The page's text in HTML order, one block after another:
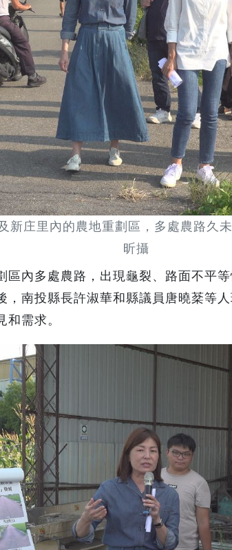
新庄里內的農地重劃區，多處農路久
昕攝
區內多處農路，出現龜裂、路面不平
，南投縣長許淑華和縣議員唐曉棻等
需求。